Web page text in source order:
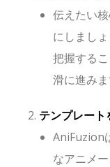
伝えたい
にしまし
把握する
滑に進みま
テンプレート
AniFuzion
なアニメ